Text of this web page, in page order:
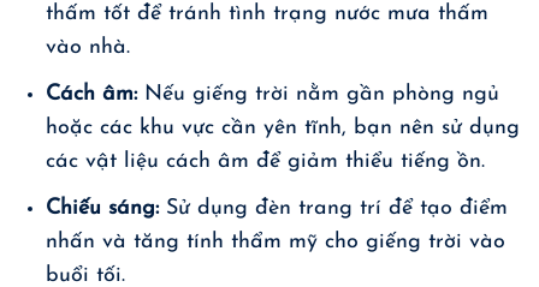
thấm tốt để tránh tình trạng nước mưa thấm
vào nhà.
Cách âm:Nếu giếng trời nằm gần phòng ngủ
hoặc các khu vực cần yên tĩnh, bạn nên sử dụng
các vật liệu cách âm để giảm thiểu tiếng ồn.
Chiếu sáng:Sử dụng đèn trang trí để tạo điểm
nhấn và tăng tính thẩm mỹ cho giếng trời vào
buổi tối.